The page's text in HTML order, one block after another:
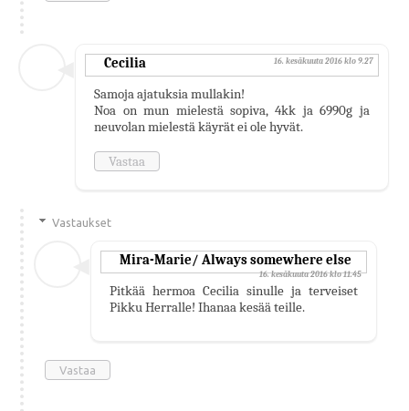
Cecilia 16. kesäkuuta 2016 klo 9.27
Samoja ajatuksia mullakin!
Noa on mun mielestä sopiva, 4kk ja 6990g ja
neuvolan mielestä käyrät ei ole hyvät.
Vastaa
Vastaukset
Mira-Marie/ Always somewhere else
16. kesäkuuta 2016 klo 11.45
Pitkää hermoa Cecilia sinulle ja terveiset
Pikku Herralle! Ihanaa kesää teille.
Vastaa